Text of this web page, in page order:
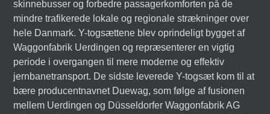
skinnebusser og forbedre passagerkomforten på de
mindre trafikerede lokale og regionale strækninger over
hele Danmark. Y-togsættene blev oprindeligt bygget af
Waggonfabrik Uerdingen og repræsenterer en vigtig
periode i overgangen til mere moderne og effektiv
jernbanetransport. De sidste leverede Y-togsæt kom til at
bære producentnavnet Duewag, som følge af fusionen
mellem Uerdingen og Düsseldorfer Waggonfabrik AG